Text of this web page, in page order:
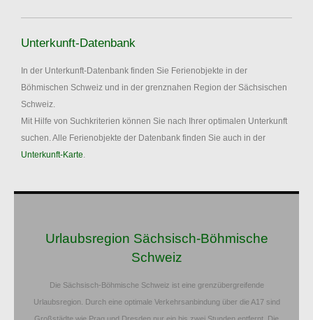
Unterkunft-Datenbank
In der Unterkunft-Datenbank finden Sie Ferienobjekte in der
Böhmischen Schweiz und in der grenznahen Region der Sächsischen
Schweiz.
Mit Hilfe von Suchkriterien können Sie nach Ihrer optimalen Unterkunft
suchen. Alle Ferienobjekte der Datenbank finden Sie auch in der
Unterkunft-Karte.
Urlaubsregion Sächsisch-Böhmische
Schweiz
Die Sächsisch-Böhmische Schweiz ist eine grenzübergreifende
Urlaubsregion. Durch eine optimale Verkehrsanbindung über die A17 sind